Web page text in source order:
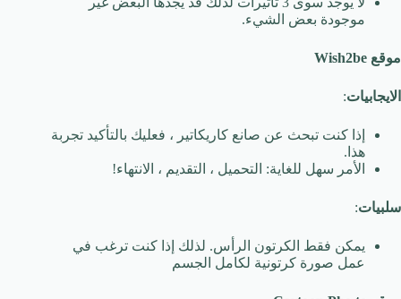
موجودة بعض الشيء.
موقع Wish2be
الايجابيات:
إذا كنت تبحث عن صانع كاريكاتير ، فعليك بالتأكيد تجربة
هذا.
الأمر سهل للغاية: التحميل ، التقديم ، الانتهاء!
سلبيات:
يمكن فقط الكرتون الرأس. لذلك إذا كنت ترغب في
عمل صورة كرتونية لكامل الجسم